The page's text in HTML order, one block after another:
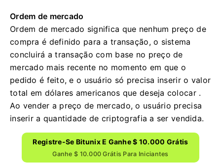
Ordem de mercado
Ordem de mercado significa que nenhum preço de
compra é definido para a transação, o sistema
concluirá a transação com base no preço de
mercado mais recente no momento em que o
pedido é feito, e o usuário só precisa inserir o valor
total em dólares americanos que deseja colocar .
Ao vender a preço de mercado, o usuário precisa
inserir a quantidade de criptografia a ser vendida.
Registre-Se Bitunix E Ganhe $ 10.000 Grátis
Ganhe $ 10.000 Grátis Para Iniciantes